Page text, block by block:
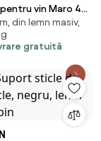
vin Maro 44
Lemn de mango
din lemn masiv,
gratuită